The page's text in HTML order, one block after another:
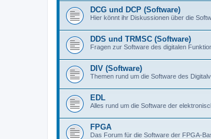
DCG und DCP (Software)
Hier könnt ihr Diskussionen über die
DDS und TRMSC (Software)
Fragen zur Software des digitalen
DIV (Software)
Themen rund um die Software des
EDL
Alles rund um die Software der
FPGA
Das Forum für die Software der FPGA-